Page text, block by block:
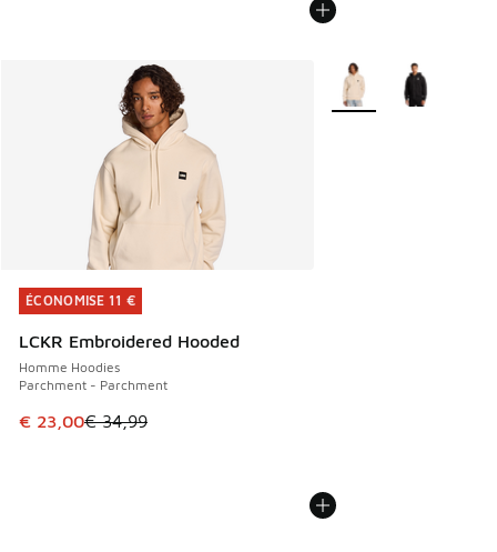
ÉCONOMISE 11 €
LCKR Embroidered Hooded
Homme Hoodies
Parchment - Parchment
Cet article est en promotion. Prix en baisse de € 34,99 à
€ 23,00€ 34,99
ÉCONOMISE 11 €
Plus de couleurs